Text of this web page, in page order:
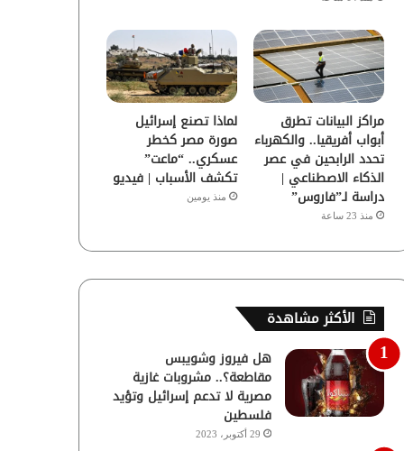
مراكز البيانات تطرق
أبواب أفريقيا.. والكهرباء
تحدد الرابحين في عصر
الذكاء الاصطناعي |
دراسة لـ”فاروس”
منذ 23 ساعة
لماذا تصنع إسرائيل
صورة مصر كخطر
عسكري.. “ماعت”
تكشف الأسباب | فيديو
منذ يومين
الأكثر مشاهدة
هل فيروز وشويبس
مقاطعة؟.. مشروبات غازية
مصرية لا تدعم إسرائيل وتؤيد
فلسطين
29 أكتوبر، 2023